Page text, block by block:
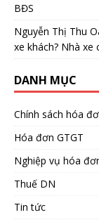
BĐS
Nguyễn Thị Thu
xe khách? Nhà
DANH MỤC
Chính sách hóa
Hóa đơn GTGT
Nghiệp vụ hóa
Thuế DN
Tin tức